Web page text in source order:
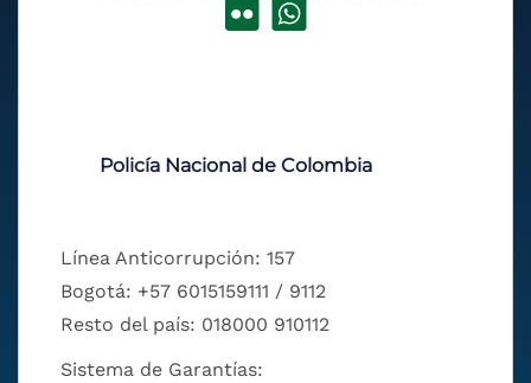
Policía Nacional de Colombia
Línea Anticorrupción: 157
Bogotá: +57 6015159111 / 9112
Resto del país: 018000 910112
Sistema de Garantías: